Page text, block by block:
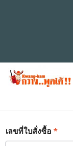
เลขที่ใบสั่งซื้อ *